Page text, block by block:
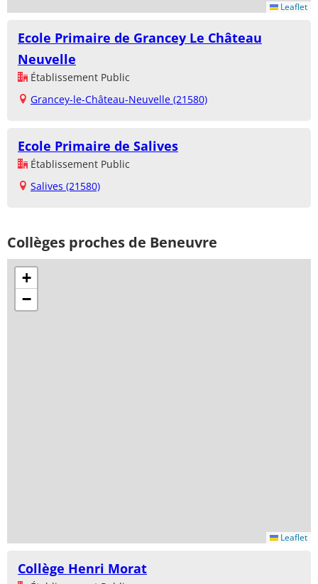
Leaflet
Ecole Primaire de Grancey Le Château
Neuvelle
Établissement Public
Grancey-le-Château-Neuvelle (21580)
Ecole Primaire de Salives
Établissement Public
Salives (21580)
Collèges proches de Beneuvre
+
−
Leaflet
Collège Henri Morat